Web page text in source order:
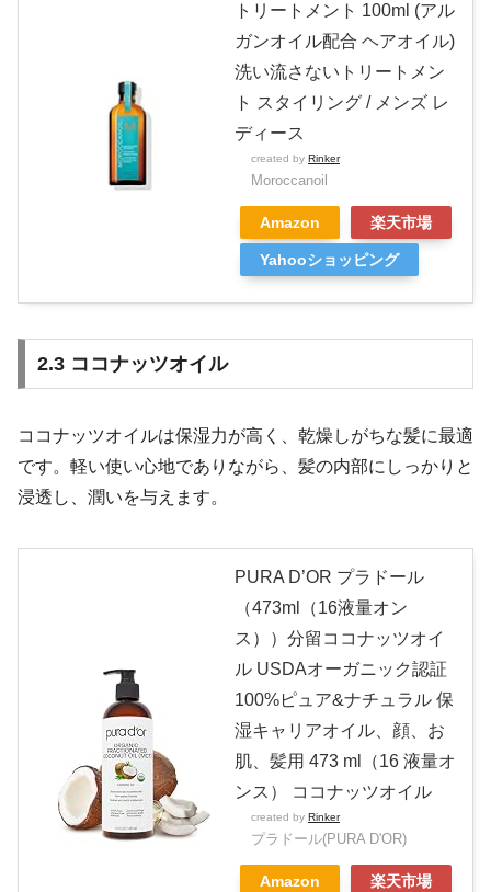
トリートメント 100ml (アル
ガンオイル配合 ヘアオイル)
洗い流さないトリートメン
ト スタイリング / メンズ レ
ディース
created by Rinker
Moroccanoil
Amazon 楽天市場
Yahooショッピング
2.3 ココナッツオイル
ココナッツオイルは保湿力が高く、乾燥しがちな髪に最適
です。軽い使い心地でありながら、髪の内部にしっかりと
浸透し、潤いを与えます。
PURA D’OR プラドール
（473ml（16液量オン
ス））分留ココナッツオイ
ル USDAオーガニック認証
100%ピュア&ナチュラル 保
湿キャリアオイル、顔、お
肌、髪用 473 ml（16 液量オ
ンス） ココナッツオイル
created by Rinker
プラドール(PURA D'OR)
Amazon 楽天市場